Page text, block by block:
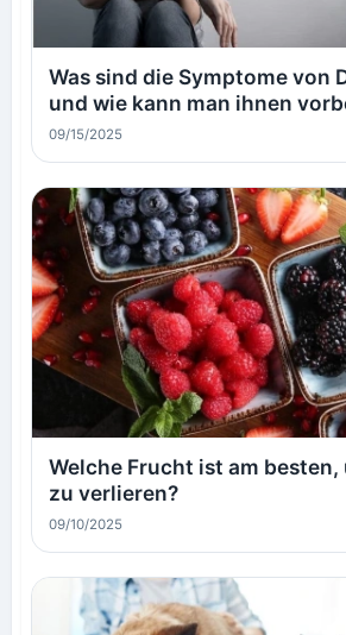
Was sind die Symptome von
und wie kann man ihnen
09/15/2025
Welche Frucht ist am besten,
zu verlieren?
09/10/2025